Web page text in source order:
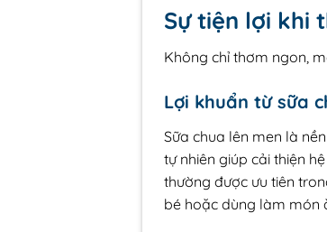
Sự tiện lợi khi
Không chỉ thơm ngon,
Lợi khuẩn từ sữa
Sữa chua lên men là
tự nhiên giúp cải thiện
thường được ưu tiên
bé hoặc dùng làm món